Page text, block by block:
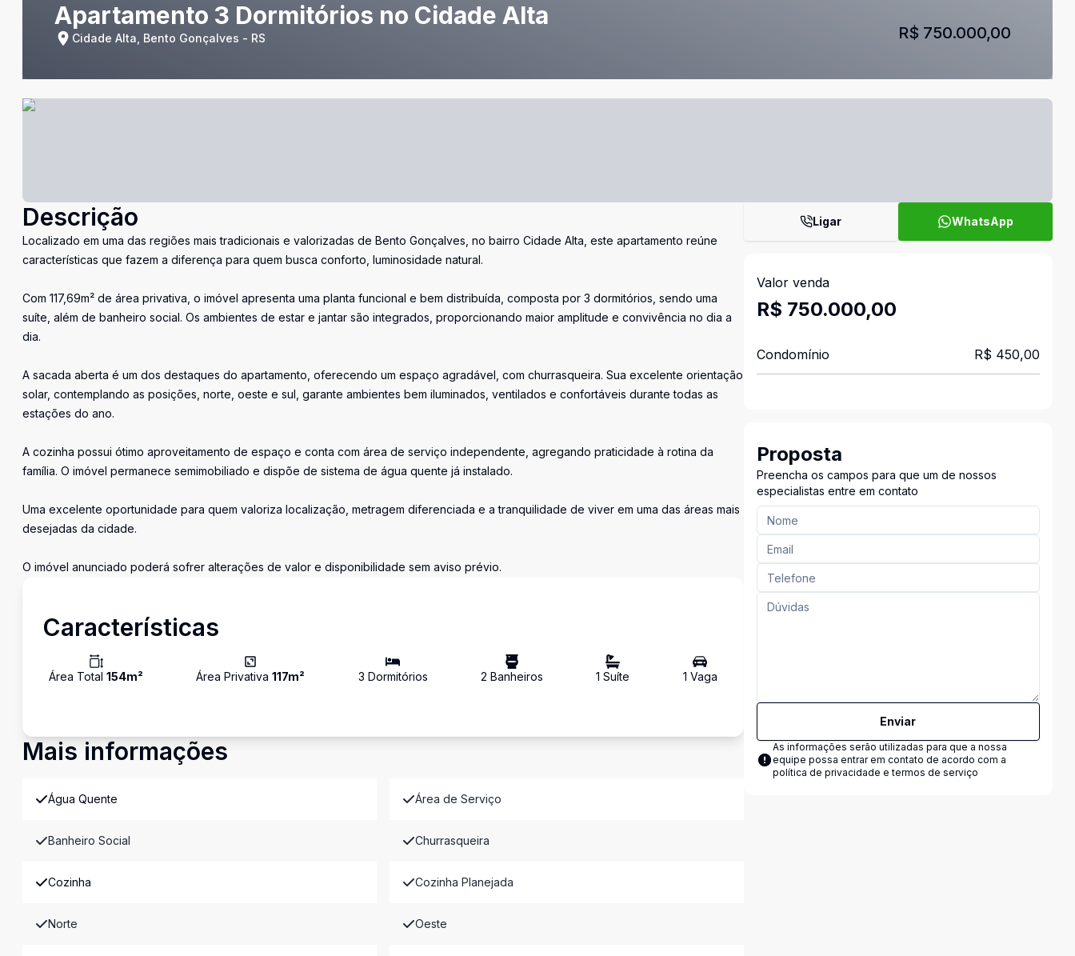
Apartamento 3 Dormitórios no Cidade Alta
Cidade Alta, Bento Gonçalves - RS R$ 750.000,00
Descrição
Localizado em uma das regiões mais tradicionais e valorizadas de Bento Gonçalves, no bairro Cidade Alta, este apartamento reúne
características que fazem a diferença para quem busca conforto, luminosidade natural.
Com 117,69m² de área privativa, o imóvel apresenta uma planta funcional e bem distribuída, composta por 3 dormitórios, sendo uma
suíte, além de banheiro social. Os ambientes de estar e jantar são integrados, proporcionando maior amplitude e convivência no dia a
dia.
A sacada aberta é um dos destaques do apartamento, oferecendo um espaço agradável, com churrasqueira. Sua excelente orientação
solar, contemplando as posições, norte, oeste e sul, garante ambientes bem iluminados, ventilados e confortáveis durante todas as
estações do ano.
A cozinha possui ótimo aproveitamento de espaço e conta com área de serviço independente, agregando praticidade à rotina da
família. O imóvel permanece semimobiliado e dispõe de sistema de água quente já instalado.
Uma excelente oportunidade para quem valoriza localização, metragem diferenciada e a tranquilidade de viver em uma das áreas mais
desejadas da cidade.
O imóvel anunciado poderá sofrer alterações de valor e disponibilidade sem aviso prévio.
Características
Área Total 154m² Área Privativa117m² 3 Dormitórios 2 Banheiros 1 Suíte 1 Vaga
Mais informações
Água Quente Área de Serviço
Banheiro Social Churrasqueira
Cozinha Cozinha Planejada
Norte Oeste
Ligar WhatsApp
Valor venda
R$ 750.000,00
Condomínio R$ 450,00
Proposta
Preencha os campos para que um de nossos
especialistas entre em contato
Enviar
As informações serão utilizadas para que a nossa
equipe possa entrar em contato de acordo com a
política de privacidade e termos de serviço